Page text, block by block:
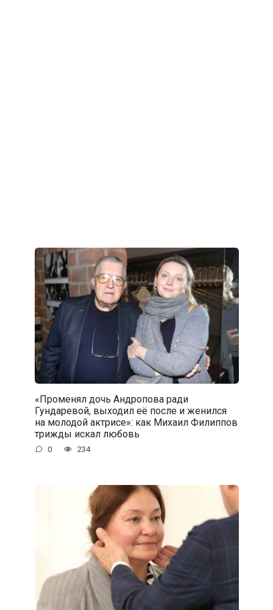
«Променял дочь Андропова ради
Гундаревой, выходил её после и женился
на молодой актрисе»: как Михаил Филиппов
трижды искал любовь
0 234